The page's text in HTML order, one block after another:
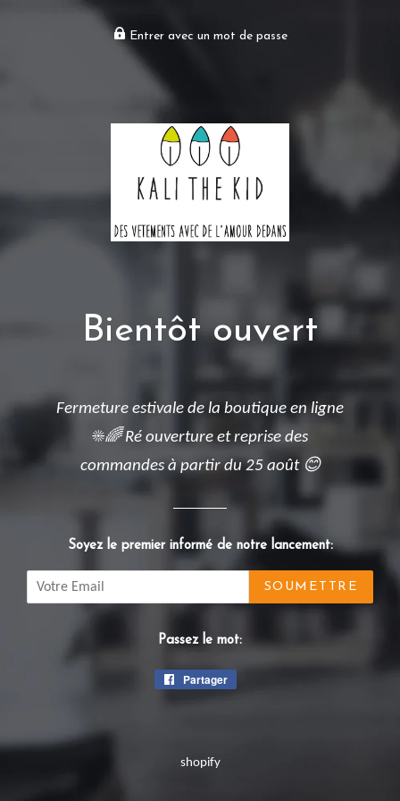
Entrer avec un mot de passe
Bientôt ouvert
Fermeture estivale de la boutique en ligne
☀️🌈 Ré ouverture et reprise des
commandes à partir du 25 août 😊
Soyez le premier informé de notre lancement:
Email
Passez le mot:
Partager
shopify